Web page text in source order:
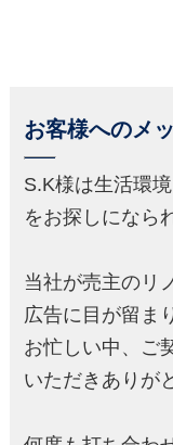
お客様へのメ
S.K様は生活環
をお探しになら
当社が売主のリ
広告に目が留ま
お忙しい中、ご
いただきありが